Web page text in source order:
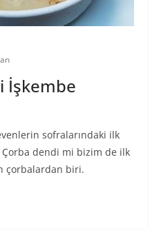
İşkembe
sofralarındaki ilk
dendi mi bizim de ilk
çorbalardan biri.